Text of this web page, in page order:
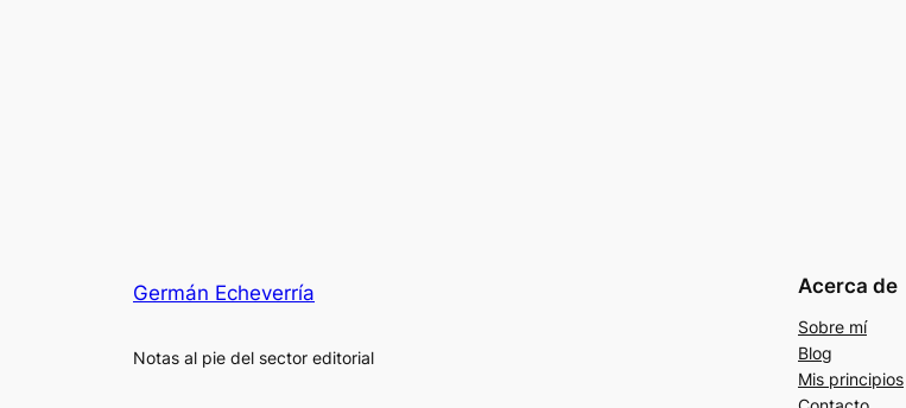
Germán Echeverría
Notas al pie del sector editorial
Acerca de
Sobre mí
Blog
Mis principios